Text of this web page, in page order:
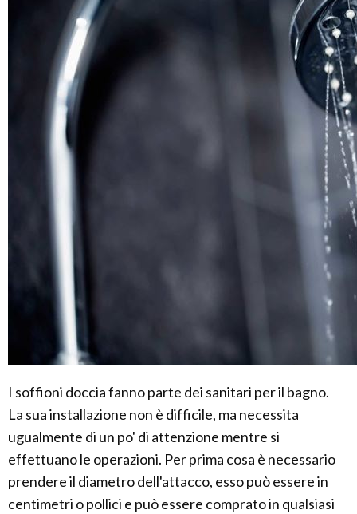
I soffioni doccia fanno parte dei sanitari per il bagno.
La sua installazione non è difficile, ma necessita
ugualmente di un po' di attenzione mentre si
effettuano le operazioni. Per prima cosa è necessario
prendere il diametro dell'attacco, esso può essere in
centimetri o pollici e può essere comprato in qualsiasi